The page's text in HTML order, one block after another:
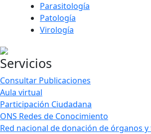
Parasitología
Patología
Virología
Servicios
Consultar Publicaciones
Aula virtual
Participación Ciudadana
ONS Redes de Conocimiento
Red nacional de donación de órganos